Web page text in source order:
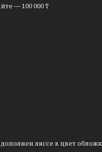
— 100 000 ₸
ляссе в цвет